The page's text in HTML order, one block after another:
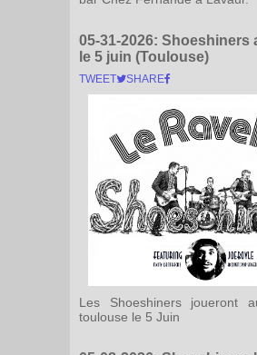
05-31-2026: Shoeshiners
le 5 juin (Toulouse)
TWEET SHARE
Les Shoeshiners joueront
toulouse le 5 Juin